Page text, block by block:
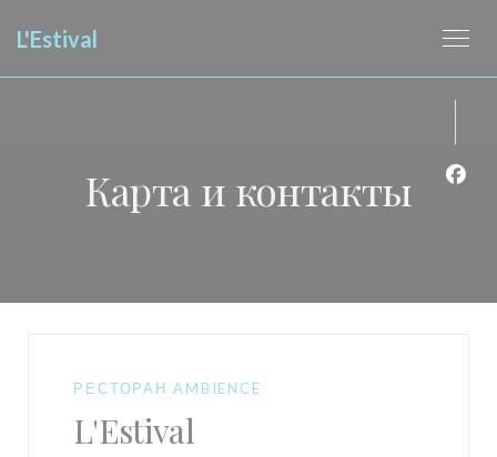
L'Estival
Карта и контакты
РЕСТОРАН AMBIENCE
L'Estival